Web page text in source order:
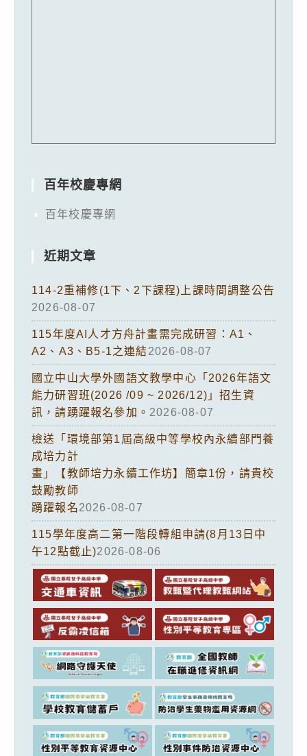
百年校慶專網
百年校慶專網
近期文章
114-2重補修(1下、2下課程)上課時間調整公告
2026-08-07
115年度AI人才方舟計畫需完成研習：A1、
A2、A3、B5-1之連結2026-08-07
國立中山大學外國語文教學中心「2026年語文
能力研習班(2026 /09 ~ 2026/12)」招生資
訊，請踴躍報名參加。 2026-08-07
檢送「環境部第1屆高級中等學校內永續部門養
成培力計
畫」【教師培力永續工作坊】簡章1份，請貴校
鼓勵教師
踴躍報名2026-08-07
115學年度高二第一階段轉組申請(8月13日中
午12點截止)2026-08-06